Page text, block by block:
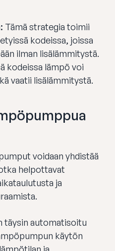
Tämä strategia toimii
kodeissa, joissa
ilman lisälämmitystä.
kodeissa lämpö voi
vaatii lisälämmitystä.
voidaan yhdistää
helpottavat
ja
täysin automatisoitu
käytön